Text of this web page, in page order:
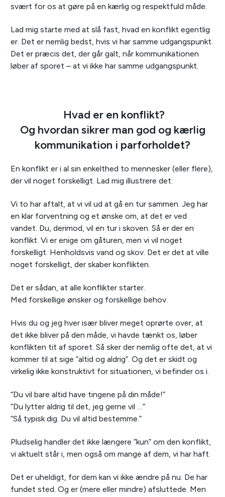
svært for os at gøre på en kærlig og respektfuld måde.
Lad mig starte med at slå fast, hvad en konflikt egentlig
er. Det er nemlig bedst, hvis vi har samme udgangspunkt.
Det er præcis det, der går galt, når kommunikationen
løber af sporet – at vi ikke har samme udgangspunkt.
Hvad er en konflikt?
Og hvordan sikrer man god og kærlig
kommunikation i parforholdet?
En konflikt er i al sin enkelthed to mennesker (eller flere),
der vil noget forskelligt. Lad mig illustrere det:
Vi to har aftalt, at vi vil ud at gå en tur sammen. Jeg har
en klar forventning og et ønske om, at det er ved
vandet. Du, derimod, vil en tur i skoven. Så er der en
konflikt. Vi er enige om gåturen, men vi vil noget
forskelligt. Henholdsvis vand og skov. Det er det at ville
noget forskelligt, der skaber konflikten.
Det er sådan, at alle konflikter starter.
Med forskellige ønsker og forskellige behov.
Hvis du og jeg hver især bliver meget oprørte over, at
det ikke bliver på den måde, vi havde tænkt os, løber
konflikten tit af sporet. Så sker der nemlig ofte det, at vi
kommer til at sige ”altid og aldrig”. Og det er skidt og
virkelig ikke konstruktivt for situationen, vi befinder os i.
“Du vil bare altid have tingene på din måde!”
“Du lytter aldrig til det, jeg gerne vil …”
“Så typisk dig. Du vil altid bestemme.”
Pludselig handler det ikke længere ”kun” om den konflikt,
vi aktuelt står i, men også om mange af dem, vi har haft.
Det er uheldigt, for dem kan vi ikke ændre på nu. De har
fundet sted. Og er (mere eller mindre) afsluttede. Men